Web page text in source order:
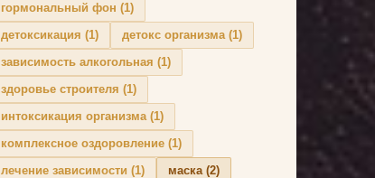
гормональный фон (1)
детоксикация (1) детокс организма(1)
зависимость алкогольная (1)
здоровье строителя (1)
интоксикация организма(1)
комплексное оздоровление (1)
лечение зависимости (1) маска(2)